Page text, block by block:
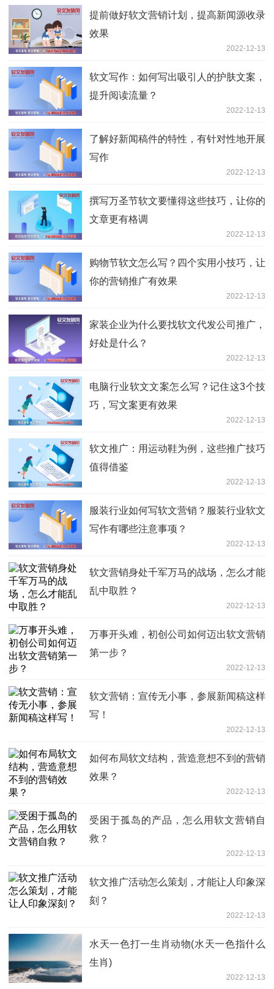
提前做好软文营销计划，提高新闻源收录
效果
2022-12-13
软文写作：如何写出吸引人的护肤文案，
提升阅读流量？
2022-12-13
了解好新闻稿件的特性，有针对性地开展
写作
2022-12-13
撰写万圣节软文要懂得这些技巧，让你的
文章更有格调
2022-12-13
购物节软文怎么写？四个实用小技巧，让
你的营销推广有效果
2022-12-13
家装企业为什么要找软文代发公司推广，
好处是什么？
2022-12-13
电脑行业软文文案怎么写？记住这3个技
巧，写文案更有效果
2022-12-13
软文推广：用运动鞋为例，这些推广技巧
值得借鉴
2022-12-13
服装行业如何写软文营销？服装行业软文
写作有哪些注意事项？
2022-12-13
软文营销身处千军万马的战场，怎么才能
乱中取胜？
2022-12-13
万事开头难，初创公司如何迈出软文营销
第一步？
2022-12-13
软文营销：宣传无小事，参展新闻稿这样
写！
2022-12-13
如何布局软文结构，营造意想不到的营销
效果？
2022-12-13
受困于孤岛的产品，怎么用软文营销自
救？
2022-12-13
软文推广活动怎么策划，才能让人印象深
刻？
2022-12-13
水天一色打一生肖动物(水天一色指什么
生肖)
2022-12-13